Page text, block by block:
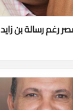
رغم رسالة بن زايد